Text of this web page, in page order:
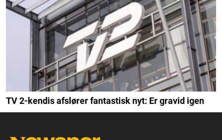
TV 2-kendis afslører fantastisk nyt: Er gravid igen